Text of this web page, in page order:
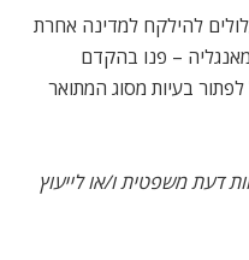
להילקח למדינה אחרת
– פנו בהקדם
לפתור בעיות מסוג המתואר
דעת משפטית ו/או לייעוץ